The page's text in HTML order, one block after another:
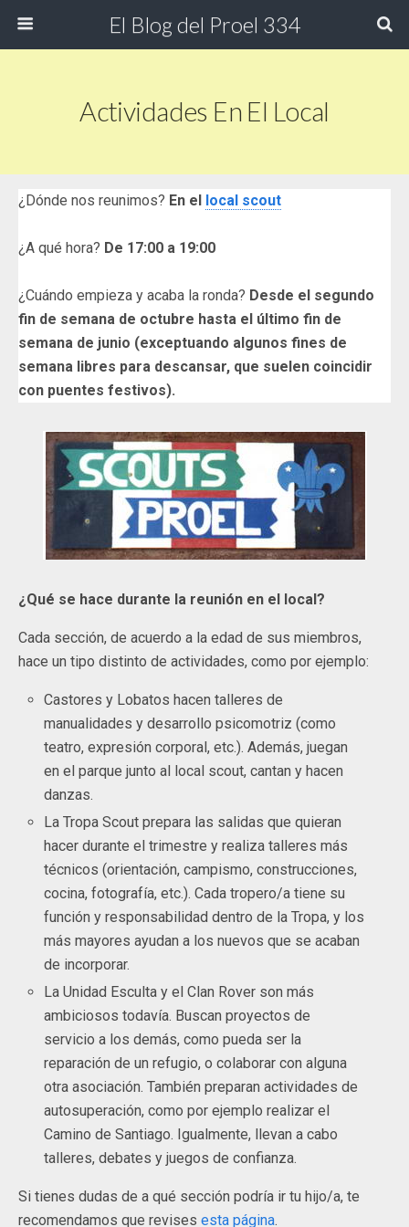
El Blog del Proel 334
Actividades En El Local
¿Dónde nos reunimos? En el local scout
¿A qué hora? De 17:00 a 19:00
¿Cuándo empieza y acaba la ronda? Desde el segundo
fin de semana de octubre hasta el último fin de
semana de junio (exceptuando algunos fines de
semana libres para descansar, que suelen coincidir
con puentes festivos).
¿Qué se hace durante la reunión en el local?
Cada sección, de acuerdo a la edad de sus miembros,
hace un tipo distinto de actividades, como por ejemplo:
Castores y Lobatos hacen talleres de
manualidades y desarrollo psicomotriz (como
teatro, expresión corporal, etc.). Además, juegan
en el parque junto al local scout, cantan y hacen
danzas.
La Tropa Scout prepara las salidas que quieran
hacer durante el trimestre y realiza talleres más
técnicos (orientación, campismo, construcciones,
cocina, fotografía, etc.). Cada tropero/a tiene su
función y responsabilidad dentro de la Tropa, y los
más mayores ayudan a los nuevos que se acaban
de incorporar.
La Unidad Esculta y el Clan Rover son más
ambiciosos todavía. Buscan proyectos de
servicio a los demás, como pueda ser la
reparación de un refugio, o colaborar con alguna
otra asociación. También preparan actividades de
autosuperación, como por ejemplo realizar el
Camino de Santiago. Igualmente, llevan a cabo
talleres, debates y juegos de confianza.
Si tienes dudas de a qué sección podría ir tu hijo/a, te
recomendamos que revises esta página.